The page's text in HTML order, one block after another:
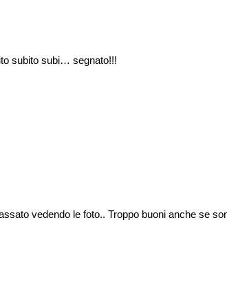
subito subi… segnato!!!
vedendo le foto.. Troppo buoni anche se